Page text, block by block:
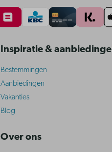
Inspiratie &
Bestemmingen
Aanbiedingen
Vakanties
Blog
Over ons